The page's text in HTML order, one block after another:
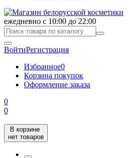
ежедневно с 10:00 до 22:00
ВойтиРегистрация
Избранное0
Корзина покупок
Оформление заказа
0
0
В корзине
нет товаров